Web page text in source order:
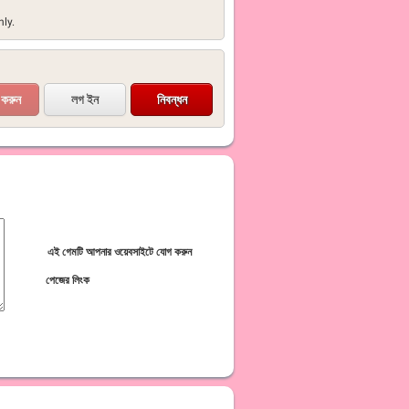
লগ ইন নিবন্ধন
এই গেমটি আপনার ওয়েবসাইটে যোগ করুন
পেজের লিংক